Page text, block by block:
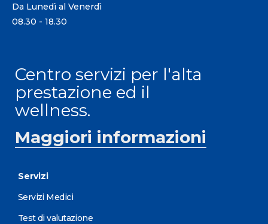
Da Lunedì al Venerdì
08.30 - 18.30
Centro servizi per l'alta
prestazione ed il
wellness.
Maggiori informazioni
Servizi
Servizi Medici
Test di valutazione